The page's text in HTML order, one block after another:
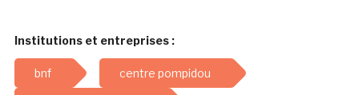
Institutions et entreprises :
bnf centre pompidou